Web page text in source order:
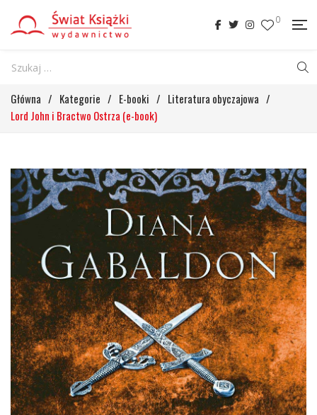
0
Główna / Kategorie / E-booki / Literatura obyczajowa /
Lord John i Bractwo Ostrza (e-book)